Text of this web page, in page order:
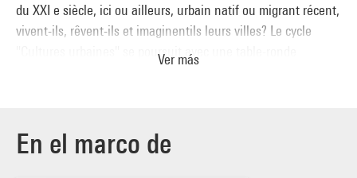
du XXI e siècle, ici ou ailleurs, urbain natif ou migrant récent,
vivent-ils, rêvent-ils et imaginentils leurs villes? Le cycle
"Cultures urbaines" se poursuit avec une table-ronde
des communications, le temps est devenu manipulable : on le
stocke, on le diffère, on le compresse. L'instantanéité et la
Ver más
En el marco de